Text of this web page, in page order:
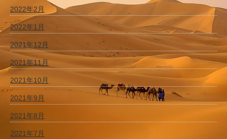
2022年2月
2022年1月
2021年12月
2021年11月
2021年10月
2021年9月
2021年8月
2021年7月